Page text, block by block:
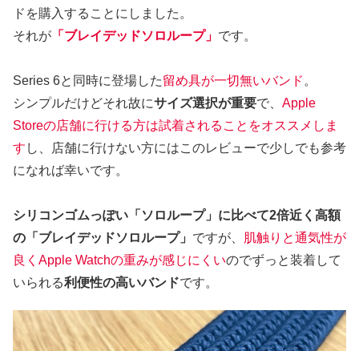
ドを購入することにしました。
それが 「ブレイデッドソロループ」 です。
Series 6と同時に登場した留め具が一切無いバンド 。
シンプルだけどそれ故にサイズ選択が重要で、 Apple
Storeの店舗に行ける方は試着されることをオススメしま
す し、店舗に行けない方にはこのレビューで少しでも参考
になれば幸いです。
シリコンゴムっぽい「ソロループ」に比べて2倍近く高額
の「ブレイデッドソロループ」 ですが、 肌触りと通気性が
良くApple Watchの重みが感じにくいのでずっと装着して
いられる利便性の高いバンドです。